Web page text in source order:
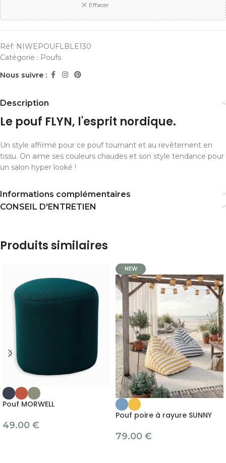
Effacer
Réf: NIWEPOUFLBLE130
Catégorie : Poufs
Nous suivre :
Description
Le pouf FLYN, l'esprit nordique.
Un style affirmé pour ce pouf tournant et au revêtement en
tissu. On aime ses couleurs chaudes et son style tendance pour
un salon hyper looké !
Informations complémentaires
CONSEIL D'ENTRETIEN
Produits similaires
Pouf MORWELL
49.00 €
NEW
Pouf poire à rayure SUNNY
79.00 €